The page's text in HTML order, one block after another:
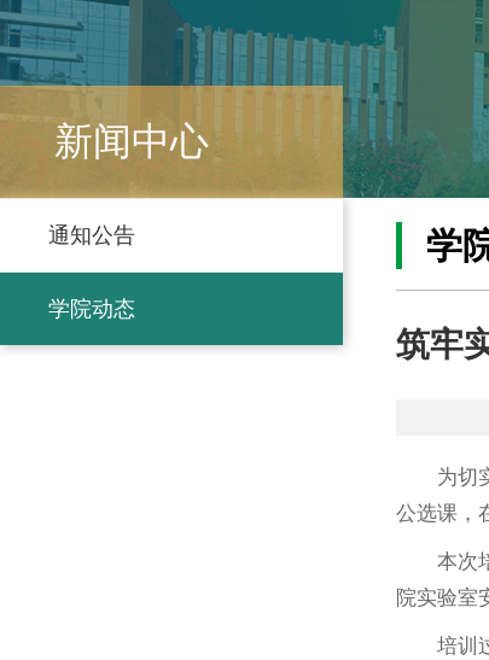
新闻中心
通知公告
学院动态
学
筑牢
为切
公选课，
本次
院实验室
培训